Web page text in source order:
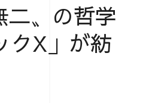
二〟の哲学
クX」が紡